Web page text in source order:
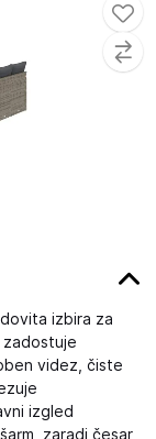
izbira za
zadostuje
videz, čiste
izgled
zaradi česar